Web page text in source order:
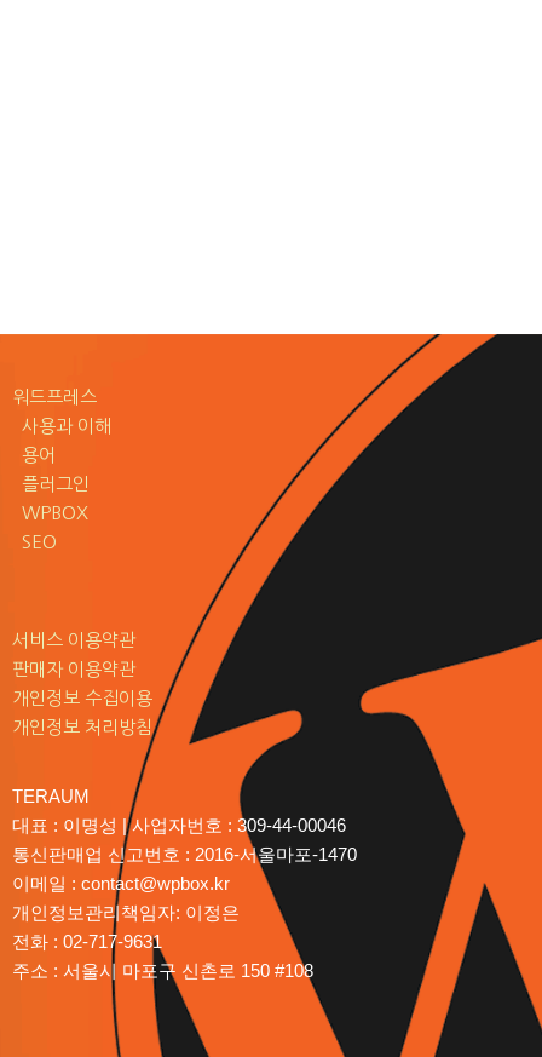
워드프레스
사용과 이해
용어
플러그인
WPBOX
SEO
서비스 이용약관
판매자 이용약관
개인정보 수집이용
개인정보 처리방침
TERAUM
대표 : 이명성 | 사업자번호 : 309-44-00046
통신판매업 신고번호 : 2016-서울마포-1470
이메일 : contact@wpbox.kr
개인정보관리책임자: 이정은
전화 : 02-717-9631
주소 : 서울시 마포구 신촌로 150 #108